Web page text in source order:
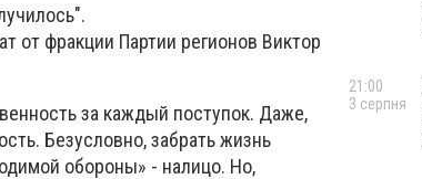
от фракции Партии регионов Виктор
за каждый поступок. Даже,
Безусловно, забрать жизнь
обороны» - налицо. Но,
21:00
3 серпня